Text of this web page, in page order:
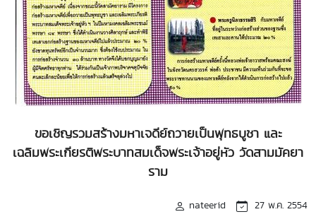
ขอเชิญรวมสร้างมหาเจดีย์ถวายเป็นพุทธบูชา และ
เฉลิมพระเกียรติพระบาทสมเด็จพระเจ้าอยู่หัว วัดสามมัคยา
ราม
nateerid 27 พ.ค. 2554